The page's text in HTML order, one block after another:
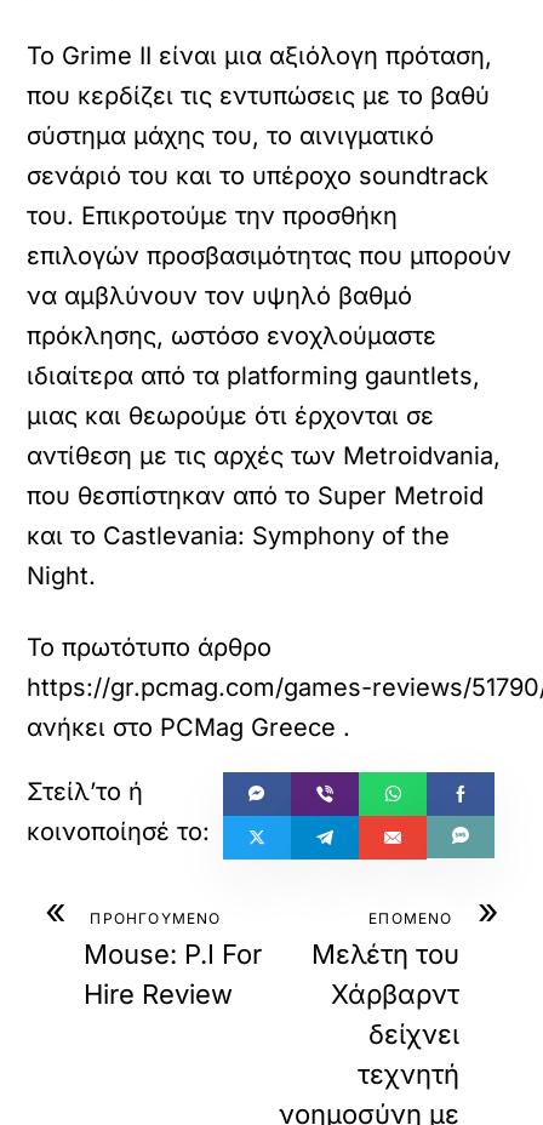
Το Grime II είναι μια αξιόλογη πρόταση,
που κερδίζει τις εντυπώσεις με το βαθύ
σύστημα μάχης του, το αινιγματικό
σενάριό του και το υπέροχο soundtrack
του. Επικροτούμε την προσθήκη
επιλογών προσβασιμότητας που μπορούν
να αμβλύνουν τον υψηλό βαθμό
πρόκλησης, ωστόσο ενοχλούμαστε
ιδιαίτερα από τα platforming gauntlets,
μιας και θεωρούμε ότι έρχονται σε
αντίθεση με τις αρχές των Metroidvania,
που θεσπίστηκαν από το Super Metroid
και το Castlevania: Symphony of the
Night.
Το πρωτότυπο άρθρο
https://gr.pcmag.com/games-reviews/
ανήκει στο PCMag Greece .
« ΠΡΟΗΓΟΥΜΕΝΟ
Mouse: P.I For
Hire Review
»
ΕΠΟΜΕΝΟ
Μελέτη του
Χάρβαρντ
δείχνει
τεχνητή
νοημοσύνη με